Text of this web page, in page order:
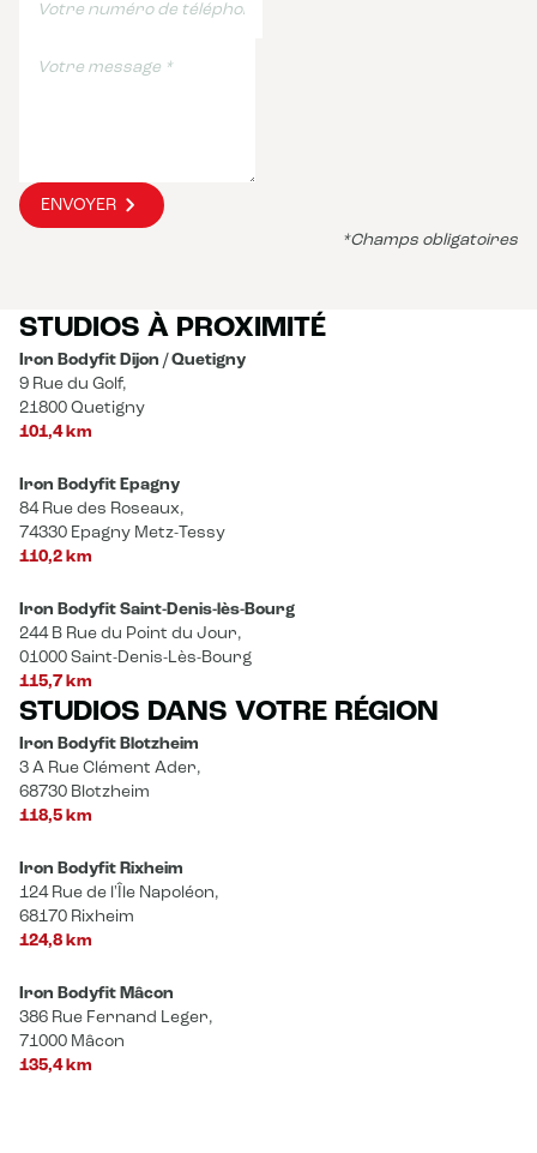
ENVOYER
*Champs obligatoires
STUDIOS À PROXIMITÉ
Iron Bodyfit Dijon / Quetigny
9 Rue du Golf,
21800 Quetigny
101,4 km
Iron Bodyfit Epagny
84 Rue des Roseaux,
74330 Epagny Metz-Tessy
110,2 km
Iron Bodyfit Saint-Denis-lès-Bourg
244 B Rue du Point du Jour,
01000 Saint-Denis-Lès-Bourg
115,7 km
STUDIOS DANS VOTRE RÉGION
Iron Bodyfit Blotzheim
3 A Rue Clément Ader,
68730 Blotzheim
118,5 km
Iron Bodyfit Rixheim
124 Rue de l'Île Napoléon,
68170 Rixheim
124,8 km
Iron Bodyfit Mâcon
386 Rue Fernand Leger,
71000 Mâcon
135,4 km